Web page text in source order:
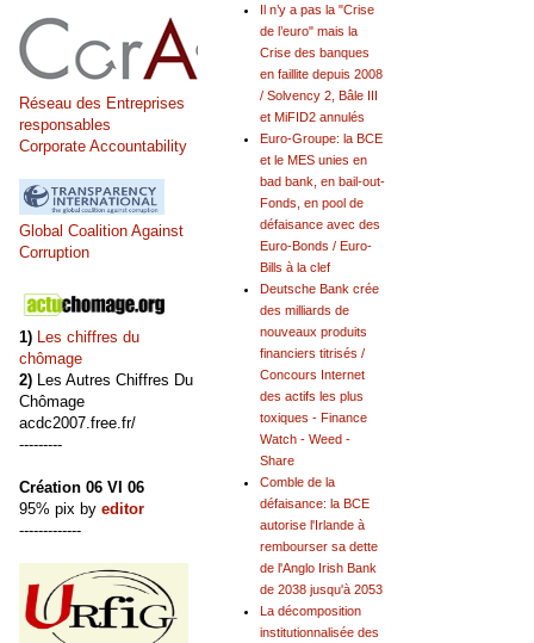
Il n’y a pas la "Crise
de l’euro" mais la
Crise des banques
en faillite depuis 2008
/ Solvency 2, Bâle III
et MiFID2 annulés
Euro-Groupe: la BCE
et le MES unies en
bad bank, en bail-out-
Fonds, en pool de
défaisance avec des
Euro-Bonds / Euro-
Bills à la clef
Deutsche Bank crée
des milliards de
nouveaux produits
financiers titrisés /
Concours Internet
des actifs les plus
toxiques - Finance
Watch - Weed -
Share
Comble de la
défaisance: la BCE
autorise l'Irlande à
rembourser sa dette
de l'Anglo Irish Bank
de 2038 jusqu'à 2053
La décomposition
institutionnalisée des
Réseau des Entreprises
responsables
Corporate Accountability
Global Coalition Against
Corruption
1) Les chiffres du
chômage
2) Les Autres Chiffres Du
Chômage
acdc2007.free.fr/
---------
Création 06 VI 06
95% pix by editor
-------------